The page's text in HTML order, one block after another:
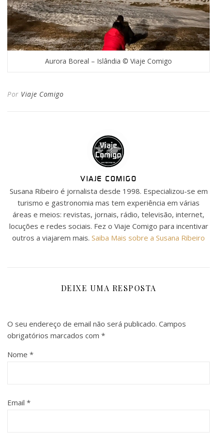
Aurora Boreal – Islândia © Viaje Comigo
Por Viaje Comigo
VIAJE COMIGO
Susana Ribeiro é jornalista desde 1998. Especializou-se em
turismo e gastronomia mas tem experiência em várias
áreas e meios: revistas, jornais, rádio, televisão, internet,
locuções e redes sociais. Fez o Viaje Comigo para incentivar
outros a viajarem mais. Saiba Mais sobre a Susana Ribeiro
DEIXE UMA RESPOSTA
O seu endereço de email não será publicado. Campos
obrigatórios marcados com *
Nome *
Email *